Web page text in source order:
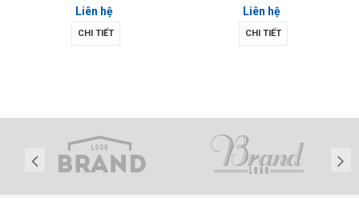
Liên hệ
CHI TIẾT
Liên hệ
CHI TIẾT